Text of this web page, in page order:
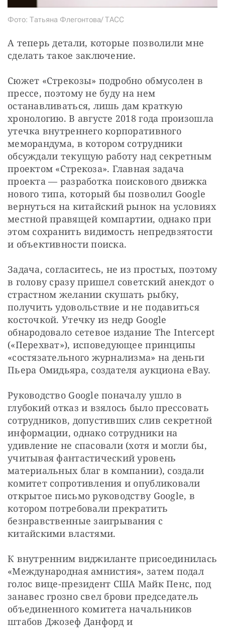
Фото: Татьяна Флегонтова/ ТАСС
А теперь детали, которые позволили мне
сделать такое заключение.
Сюжет «Стрекозы» подробно обмусолен в
прессе, поэтому не буду на нем
останавливаться, лишь дам краткую
хронологию. В августе 2018 года произошла
утечка внутреннего корпоративного
меморандума, в котором сотрудники
обсуждали текущую работу над секретным
проектом «Стрекоза». Главная задача
проекта — разработка поискового движка
нового типа, который бы позволил Google
вернуться на китайский рынок на условиях
местной правящей компартии, однако при
этом сохранить видимость непредвзятости
и объективности поиска.
Задача, согласитесь, не из простых, поэтому
в голову сразу пришел советский анекдот о
страстном желании скушать рыбку,
получить удовольствие и не подавиться
косточкой. Утечку из недр Google
обнародовало сетевое издание The Intercept
(«Перехват»), исповедующее принципы
«состязательного журнализма» на деньги
Пьера Омидьяра, создателя аукциона eBay.
Руководство Google поначалу ушло в
глубокий отказ и взялось было прессовать
сотрудников, допустивших слив секретной
информации, однако сотрудники на
удивление не спасовали (хотя и могли бы,
учитывая фантастический уровень
материальных благ в компании), создали
комитет сопротивления и опубликовали
открытое письмо руководству Google, в
котором потребовали прекратить
безнравственные заигрывания с
китайскими властями.
К внутренним виджиланте присоединилась
«Международная амнистия», затем подал
голос вице-президент США Майк Пенс, под
занавес грозно свел брови председатель
объединенного комитета начальников
штабов Джозеф Данфорд и